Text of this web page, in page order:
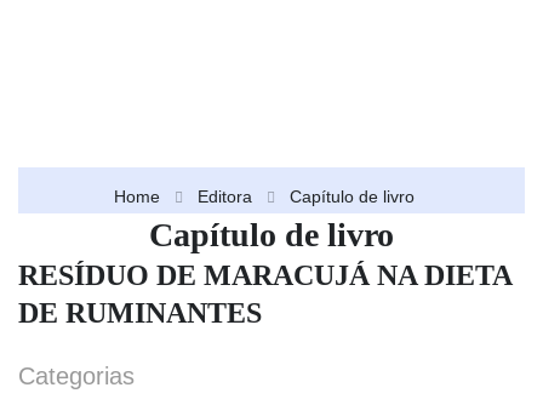
Home Editora Capítulo de livro
Capítulo de livro
RESÍDUO DE MARACUJÁ NA DIETA
DE RUMINANTES
Categorias